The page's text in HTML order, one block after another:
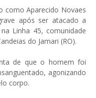
como Aparecido Novaes
após ser atacado a
Linha 45, comunidade
do Jamari (RO).
de que o homem foi
agonizando
corpo.